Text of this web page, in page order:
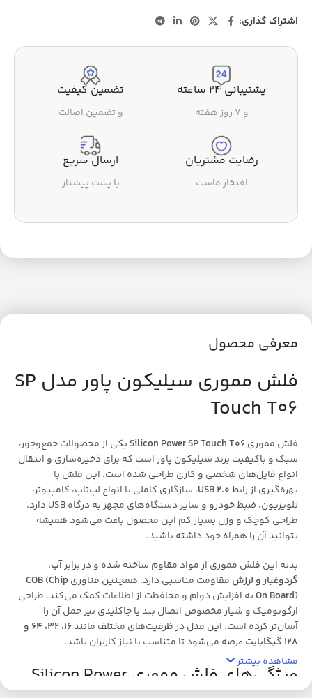
اشتراک گذاری:
پشتیبانی ۲۴ ساعته
و ۷ روز هفته
تضمین کیفیت
و تضمین اصالت
رضایت مشتریان
افتخار ماست
ارسال سریع
با پست پیشتاز
معرفی محصول
فلش مموری سیلیکون پاور مدل SP
Touch T06
فلش مموریSilicon Power SP Touch T06یکی از محصولات جمع‌وجور،
سبک و باکیفیت برند سیلیکون پاور است که برای ذخیره‌سازی و انتقال
انواع فایل‌های شخصی و کاری طراحی شده است. این فلش با
بهره‌گیری از رابطUSB 2.0، سازگاری کاملی با انواع لپ‌تاپ، کامپیوتر،
تلویزیون، ضبط خودرو و سایر دستگاه‌های مجهز به درگاه USB دارد.
طراحی کوچک و وزن بسیار کم این محصول باعث می‌شود همیشه
بتوانید آن را همراه خود داشته باشید.
بدنه این فلش مموری از مواد مقاوم ساخته شده و در برابرآب،
گردوغبار و لرزش مقاومت مناسبی دارد. همچنین فناوری COB (Chip
On Board)به افزایش دوام و محافظت از اطلاعات کمک می‌کند. طراحی
ارگونومیک و شیار مخصوص اتصال بند یا جاکلیدی نیز حمل آن را
آسان‌تر کرده است. این مدل در ظرفیت‌های مختلف مانند
16، 32، 64 و
128 گیگابایت
عرضه می‌شود تا متناسب با نیاز کاربران باشد.
ویژگی‌های فلش مموری Silicon Power
مشاهده بیشتر